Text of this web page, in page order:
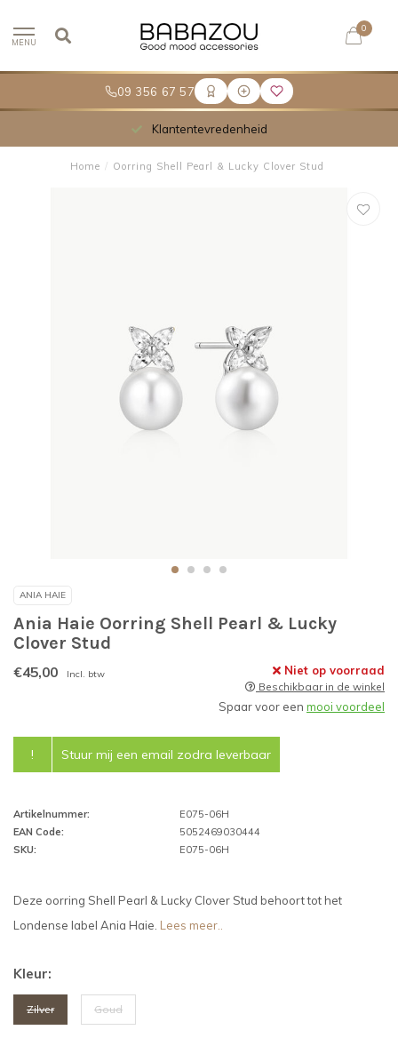
09 356 67 57
MENU
0
Klantentevredenheid
Home / Oorring Shell Pearl & Lucky Clover Stud
ANIA HAIE
Ania Haie Oorring Shell Pearl & Lucky
Clover Stud
€45,00 Incl. btw Niet op voorraad
Beschikbaar in de winkel
Spaar voor een mooi voordeel
! Stuur mij een email zodra leverbaar
Artikelnummer:
E075-06H
EAN Code:
5052469030444
SKU:
E075-06H
Deze oorring Shell Pearl & Lucky Clover Stud behoort tot het
Londense label Ania Haie. Lees meer..
Kleur:
Zilver Goud